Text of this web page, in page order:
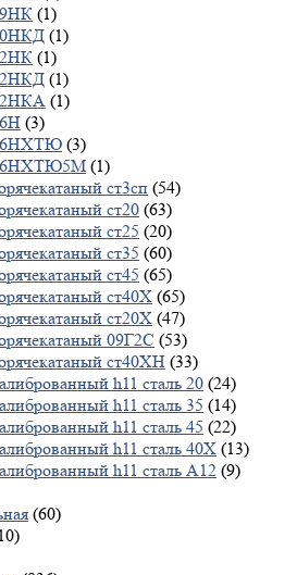
(1)
(1)
(1)
(1)
(1)
(3)
(3)
(1)
ст3сп (54)
ст20 (63)
ст25 (20)
ст35 (60)
ст45 (65)
ст40Х (65)
ст20Х (47)
09Г2С (53)
ст40ХН (33)
h11 сталь 20 (24)
h11 сталь 35 (14)
h11 сталь 45 (22)
h11 сталь 40X (13)
h11 сталь А12 (9)
(60)